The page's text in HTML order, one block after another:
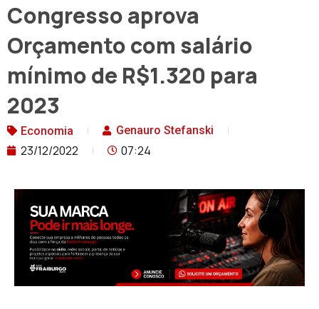
Congresso aprova
Orçamento com salário
mínimo de R$1.320 para
2023
Economia Genauro Stefanski
23/12/2022 07:24